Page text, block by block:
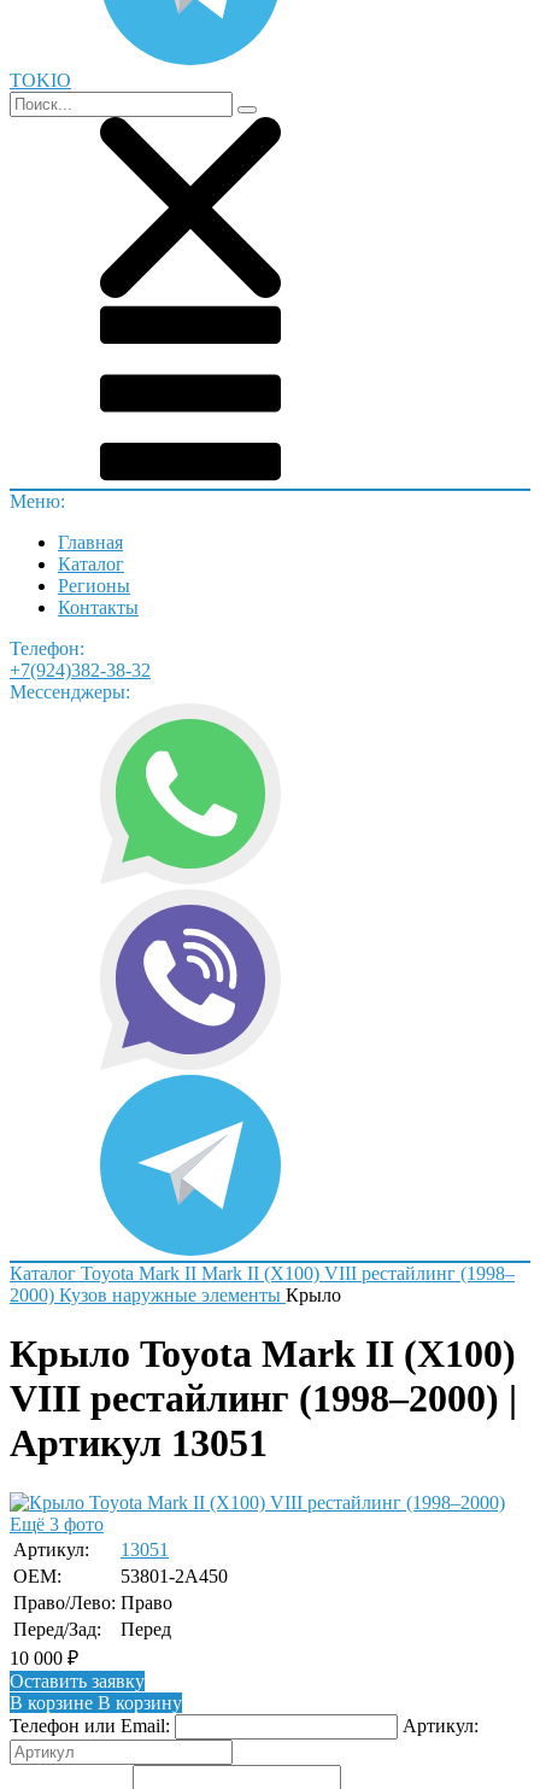
TOKIO
Меню:
Главная
Каталог
Регионы
Контакты
Телефон:
+7(924)382-38-32
Мессенджеры:
Каталог Toyota Mark II Mark II (X100) VIII рестайлинг (1998–
2000) Кузов наружные элементы Крыло
Крыло Toyota Mark II (X100)
VIII рестайлинг (1998–2000) |
Артикул 13051
Ещё 3 фото
Артикул:
13051
OEM:
53801-2A450
Право/Лево: Право
Перед/Зад:
Перед
10 000 ₽
Оставить заявку
В корзине В корзину
Телефон или Email:
Артикул: